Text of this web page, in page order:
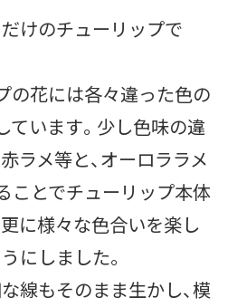
けのチューリップで
の花には各々違った色の
ています。少し色味の違
ラメ等と、オーロララメ
ことでチューリップ本体
に様々な色合いを楽し
にしました。
線もそのまま生かし、模